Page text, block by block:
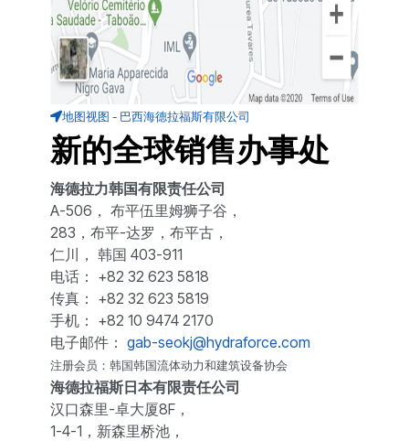
地图视图 - 巴西海德拉福斯有限公司
新的全球销售办事处
海德拉力韩国有限责任公司
A-506， 布平伍里姆狮子谷，
283，布平-达罗，布平古，
仁川， 韩国 403-911
电话： +82 32 623 5818
传真： +82 32 623 5819
手机： +82 10 9474 2170
电子邮件： gab-seokj@hydraforce.com
注册会员：韩国韩国流体动力和建筑设备协会
海德拉福斯日本有限责任公司
汉口森里-卓大厦8F，
1-4-1，新森里桥池，